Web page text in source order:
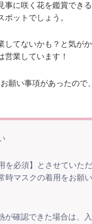
事に咲く花を鑑賞でき
ポットでしょう。
してないかも？と気がか
営業しています！
願い事項があったので
を必須】とさせていただ
時マスクの着用をお願
が確認できた場合は、